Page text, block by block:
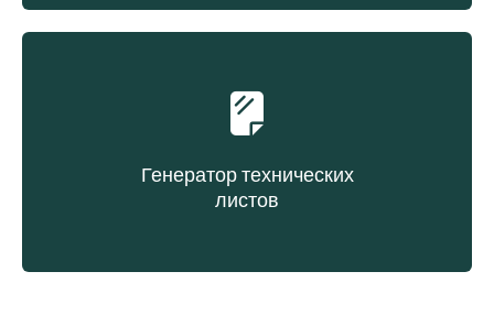
расходов
Генератор технических
листов